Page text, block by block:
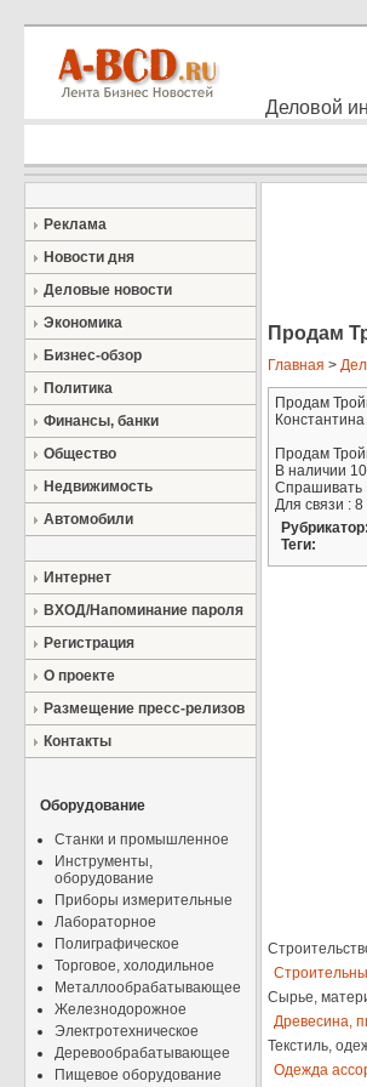
Деловой
Реклама
Новости дня
Деловые новости
Экономика
Бизнес-обзор
Политика
Финансы, банки
Общество
Недвижимость
Автомобили
Интернет
ВХОД/Напоминание пароля
Регистрация
О проекте
Размещение пресс-релизов
Контакты
Оборудование
Станки и промышленное
Инструменты,
оборудование
Приборы измерительные
Лабораторное
Полиграфическое
Торговое, холодильное
Металлообрабатывающее
Железнодорожное
Электротехническое
Деревообрабатывающее
Пищевое оборудование
Продам
Главная >
Продам
Продам
В наличии
Спрашивать
Для связи :
Рубрикатор:
Теги:
Сырье,
Древесина,
Текстиль,
Одежда